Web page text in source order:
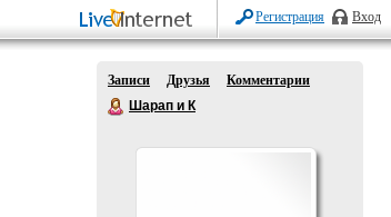
Регистрация Вход
Записи Друзья
Комментарии
Шарап и К